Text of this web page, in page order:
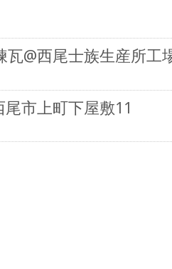
瓦@西尾士族生産所工
市上町下屋敷11